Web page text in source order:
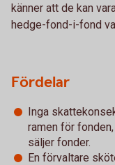
känner att de kan
hedge-fond-i-fond
Fördelar
Inga
ramen för
säljer fonder.
En förvaltare